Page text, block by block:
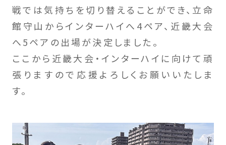
戦では気持ちを切り替えることができ、立命
館守山からインターハイへ4ペア、近畿大会
へ5ペアの出場が決定しました。
ここから近畿大会・インターハイに向けて頑
張りますので応援よろしくお願いいたしま
す。